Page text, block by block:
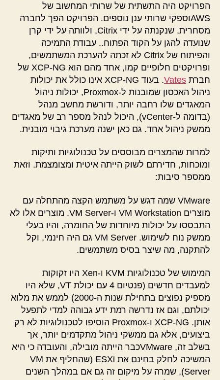
הפרויקט היה התשתית של שרותי המחשוב של
AWSוספקי שרותי ענן נוספים. הפרויקט הפך לחברה
מסחרית, שנקנתה על ידי Citrix, ולוותה על ידי קרן
שנועדה להגן על הקוד הפתוח.. עבודת התמיכה
והפיתוח של Citrix לא זכתה להערכת המשתמשים,
ופרויקטים חלופיים קמו, אחד מהם הוא XCP-NG של
חברת Vates
. בעוד XCP-NG אינו כולל את יכולות
ניהול האכסון שמובנות ל-Proxmox, יכולות ניהול
המאגדים שלו רחבה יותר, ודורשת מחשב מנהל
(בדומה ל-vCenter), היכול לנהל מספר רב של מאגדים
ממשק ניהול אחד. גם כאן ישנה מערכת גיבוי מובנית.
למרות שהמצרים מבוססים על טכנולוגיות ותיקות
ומוכחות, חדירתם לשוק הייתה איטית ומצומצמת. וזאת
ממספר סיבות:
VMware שמה דגש על משתמש הקצה מהתחלה עם
מוצרים VM Workstation ו-VM Server. מוצרים אלו לא
התבססו על יכולות מיוחדות של החומרה, והיו בעלי
ממשק נוח לשימוש. VM Server גם היה חינמי, וקל
להתקנה, מה שיצר בסיס משתמשים.
המימוש של טכנולוגיות KVM ו-Xen היו זקוקות
למעבדים חדשים (פנטיום 4 עם יכולת VT, שלא היו
מספיק נפוצים בתחילת שנות ה-2000) לממש את מלוא
יכולתם, וגם אז נדרשה רמת ידע גבוהה למדי לתפעל
אותן. XCP-NG ו-Proxmox הוסיפו לטכנולוגיות לא רק
ביצועים, אלא גם ממשקי ניהול מתקדמים יותר, אך
בשלב זה, VMwareכבר הייתה מובילה, והעובדה כי היא
המשיכה לחלק בחינם את ESXi (שהחליף את VM
Server), שמרה על מיקום זה גם אם במהלך השנים